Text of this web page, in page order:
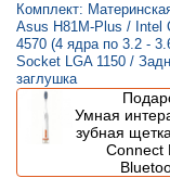
Комплект:
Asus H81M-Plus / Intel
4570 (4 ядра по 3.2 -
Socket LGA 1150 /
заглушка
Умная
зубная
Connect